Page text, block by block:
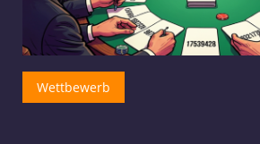
Wettbewerb